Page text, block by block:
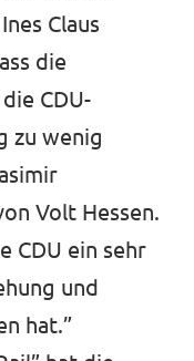
Claus
die
CDU-
zu wenig
Volt Hessen.
CDU ein sehr
und
hat.”